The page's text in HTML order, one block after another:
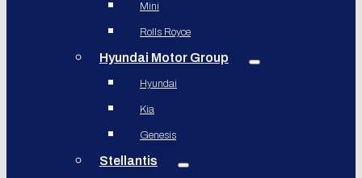
Mini
Rolls Royce
Hyundai Motor Group
Hyundai
Kia
Genesis
Stellantis